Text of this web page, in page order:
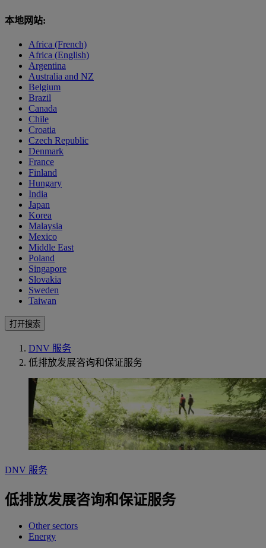
本地网站:
Africa (French)
Africa (English)
Argentina
Australia and NZ
Belgium
Brazil
Canada
Chile
Croatia
Czech Republic
Denmark
France
Finland
Hungary
India
Japan
Korea
Malaysia
Mexico
Middle East
Poland
Singapore
Slovakia
Sweden
Taiwan
打开搜索
DNV 服务
低排放发展咨询和保证服务
DNV 服务
低排放发展咨询和保证服务
Other sectors
Energy